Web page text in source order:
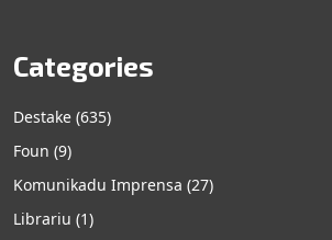
Categories
Destake (635)
Foun (9)
Komunikadu Imprensa (27)
Librariu (1)